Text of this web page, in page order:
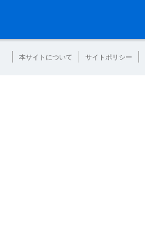
本サイトについて サイトポリシー